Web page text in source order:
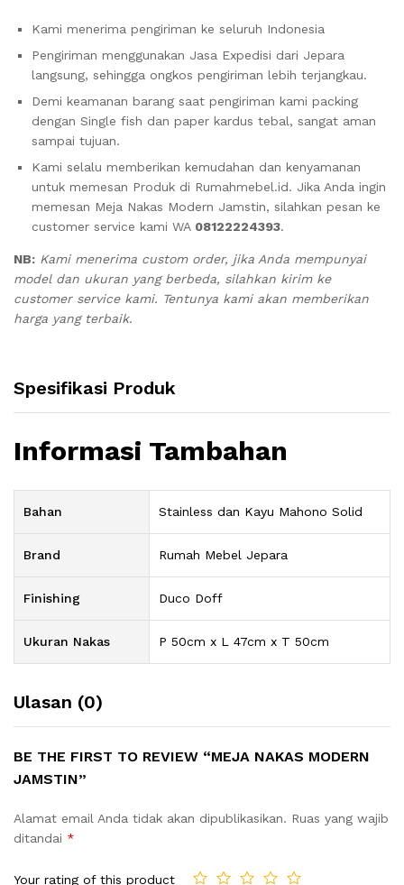
Kami menerima pengiriman ke seluruh Indonesia
Pengiriman menggunakan Jasa Expedisi dari Jepara
langsung, sehingga ongkos pengiriman lebih terjangkau.
Demi keamanan barang saat pengiriman kami packing
dengan Single fish dan paper kardus tebal, sangat aman
sampai tujuan.
Kami selalu memberikan kemudahan dan kenyamanan
untuk memesan Produk di Rumahmebel.id. Jika Anda ingin
memesan Meja Nakas Modern Jamstin, silahkan pesan ke
customer service kami WA 08122224393.
NB: Kami menerima custom order, jika Anda mempunyai
model dan ukuran yang berbeda, silahkan kirim ke
customer service kami. Tentunya kami akan memberikan
harga yang terbaik.
Spesifikasi Produk
Informasi Tambahan
Bahan Stainless dan Kayu Mahono Solid
Brand Rumah Mebel Jepara
Finishing Duco Doff
Ukuran Nakas P 50cm x L 47cm x T 50cm
Ulasan (0)
BE THE FIRST TO REVIEW “MEJA NAKAS MODERN
JAMSTIN”
Alamat email Anda tidak akan dipublikasikan. Ruas yang wajib
ditandai *
Your rating of this product